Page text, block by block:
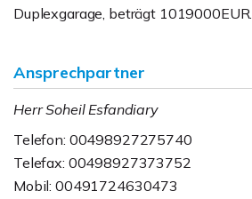
Duplexgarage, beträgt 1019000EUR.
Ansprechpartner
Herr Soheil Esfandiary
Telefon: 00498927275740
Telefax: 00498927373752
Mobil: 00491724630473